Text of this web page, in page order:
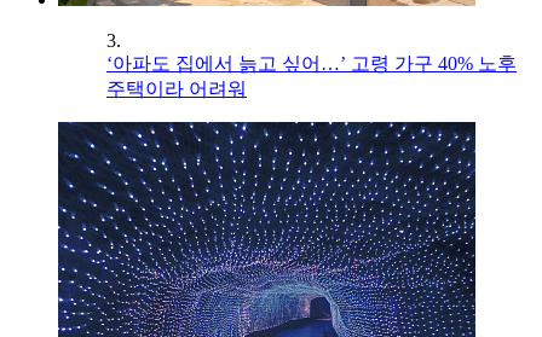
3.
‘아파도 집에서 늙고 싶어…’ 고령 가구 40% 노후
주택이라 어려워